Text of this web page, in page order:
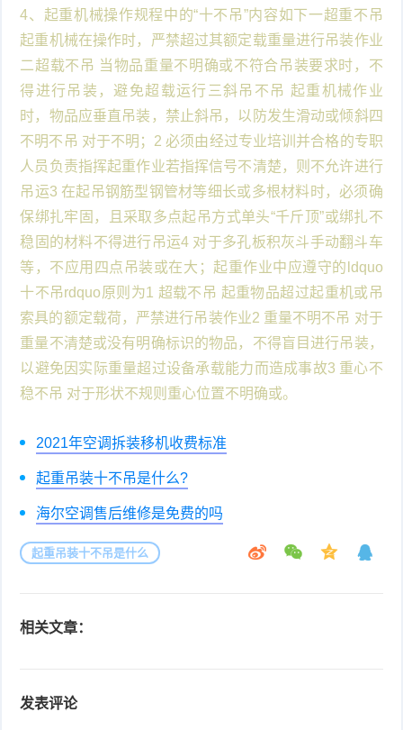
4、起重机械操作规程中的“十不吊”内容如下一超重不吊
起重机械在操作时，严禁超过其额定载重量进行吊装作业
二超载不吊 当物品重量不明确或不符合吊装要求时，不
得进行吊装，避免超载运行三斜吊不吊 起重机械作业
时，物品应垂直吊装，禁止斜吊，以防发生滑动或倾斜四
不明不吊 对于不明；2 必须由经过专业培训并合格的专职
人员负责指挥起重作业若指挥信号不清楚，则不允许进行
吊运3 在起吊钢筋型钢管材等细长或多根材料时，必须确
保绑扎牢固，且采取多点起吊方式单头“千斤顶”或绑扎不
稳固的材料不得进行吊运4 对于多孔板积灰斗手动翻斗车
等，不应用四点吊装或在大；起重作业中应遵守的ldquo
十不吊rdquo原则为1 超载不吊 起重物品超过起重机或吊
索具的额定载荷，严禁进行吊装作业2 重量不明不吊 对于
重量不清楚或没有明确标识的物品，不得盲目进行吊装，
以避免因实际重量超过设备承载能力而造成事故3 重心不
稳不吊 对于形状不规则重心位置不明确或。
2021年空调拆装移机收费标准
起重吊装十不吊是什么?
海尔空调售后维修是免费的吗
起重吊装十不吊是什么
相关文章：
发表评论